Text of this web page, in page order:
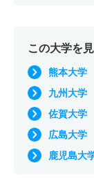
この大学を
熊本大学
九州大学
佐賀大学
広島大学
鹿児島大